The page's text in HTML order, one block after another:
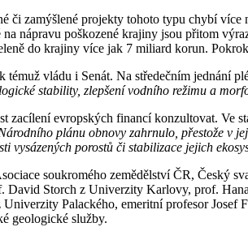
či zamýšlené projekty tohoto typu chybí
nápravu poškozené krajiny jsou přitom
do krajiny více jak 7 miliard korun.
vládu i Senát. Na středečním jednání
stability, zlepšení vodního režimu a
zacílení evropských financí konzultovat.
plánu obnovy zahrnulo, přestože
vysázených porostů či stabilizace jejich
soukromého zemědělství ČR, Český
Storch z Univerzity Karlovy, prof.
Palackého, emeritní profesor
geologické služby.